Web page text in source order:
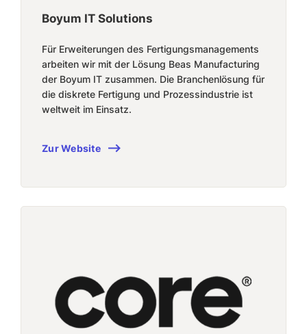
Boyum IT Solutions
Für Erweiterungen des Fertigungsmanagements
arbeiten wir mit der Lösung Beas Manufacturing
der Boyum IT zusammen. Die Branchenlösung für
die diskrete Fertigung und Prozessindustrie ist
weltweit im Einsatz.
Zur Website